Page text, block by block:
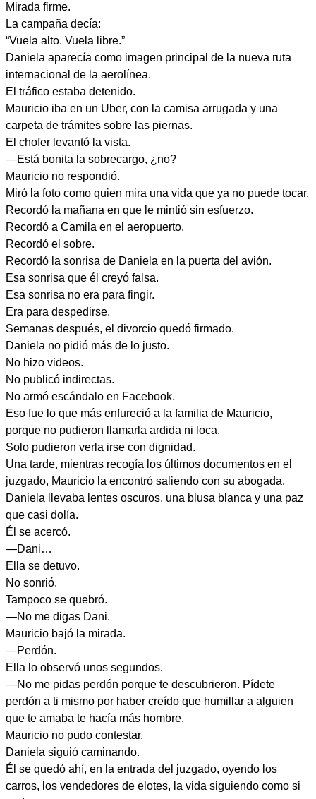
Mirada firme.
La campaña decía:
“Vuela alto. Vuela libre.”
Daniela aparecía como imagen principal de la nueva ruta
internacional de la aerolínea.
El tráfico estaba detenido.
Mauricio iba en un Uber, con la camisa arrugada y una
carpeta de trámites sobre las piernas.
El chofer levantó la vista.
—Está bonita la sobrecargo, ¿no?
Mauricio no respondió.
Miró la foto como quien mira una vida que ya no puede tocar.
Recordó la mañana en que le mintió sin esfuerzo.
Recordó a Camila en el aeropuerto.
Recordó el sobre.
Recordó la sonrisa de Daniela en la puerta del avión.
Esa sonrisa que él creyó falsa.
Esa sonrisa no era para fingir.
Era para despedirse.
Semanas después, el divorcio quedó firmado.
Daniela no pidió más de lo justo.
No hizo videos.
No publicó indirectas.
No armó escándalo en Facebook.
Eso fue lo que más enfureció a la familia de Mauricio,
porque no pudieron llamarla ardida ni loca.
Solo pudieron verla irse con dignidad.
Una tarde, mientras recogía los últimos documentos en el
juzgado, Mauricio la encontró saliendo con su abogada.
Daniela llevaba lentes oscuros, una blusa blanca y una paz
que casi dolía.
Él se acercó.
—Dani…
Ella se detuvo.
No sonrió.
Tampoco se quebró.
—No me digas Dani.
Mauricio bajó la mirada.
—Perdón.
Ella lo observó unos segundos.
—No me pidas perdón porque te descubrieron. Pídete
perdón a ti mismo por haber creído que humillar a alguien
que te amaba te hacía más hombre.
Mauricio no pudo contestar.
Daniela siguió caminando.
Él se quedó ahí, en la entrada del juzgado, oyendo los
carros, los vendedores de elotes, la vida siguiendo como si